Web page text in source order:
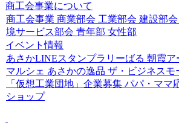
商工会事業について
商工会事業 商業部会 工業部会 建設部会
境サービス部会 青年部 女性部
イベント情報
あさかLINEスタンプラリーばる 朝霞ア
マルシェ あさかの逸品 ザ・ビジネスモ
「仮想工業団地」企業募集 パパ・ママ
ショップ